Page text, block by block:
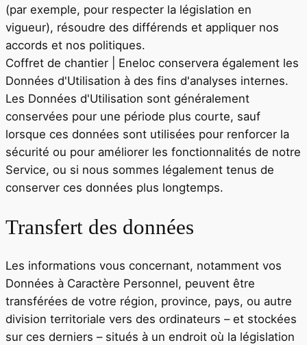
(par exemple, pour respecter la législation en
vigueur), résoudre des différends et appliquer nos
accords et nos politiques.
Coffret de chantier | Eneloc conservera également les
Données d'Utilisation à des fins d'analyses internes.
Les Données d'Utilisation sont généralement
conservées pour une période plus courte, sauf
lorsque ces données sont utilisées pour renforcer la
sécurité ou pour améliorer les fonctionnalités de notre
Service, ou si nous sommes légalement tenus de
conserver ces données plus longtemps.
Transfert des données
Les informations vous concernant, notamment vos
Données à Caractère Personnel, peuvent être
transférées de votre région, province, pays, ou autre
division territoriale vers des ordinateurs – et stockées
sur ces derniers – situés à un endroit où la législation